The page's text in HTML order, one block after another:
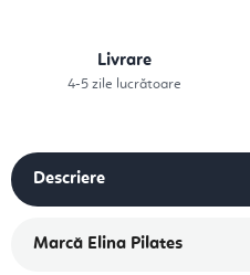
Livrare
4-5 zile lucrătoare
Descriere
Marcă Elina Pilates